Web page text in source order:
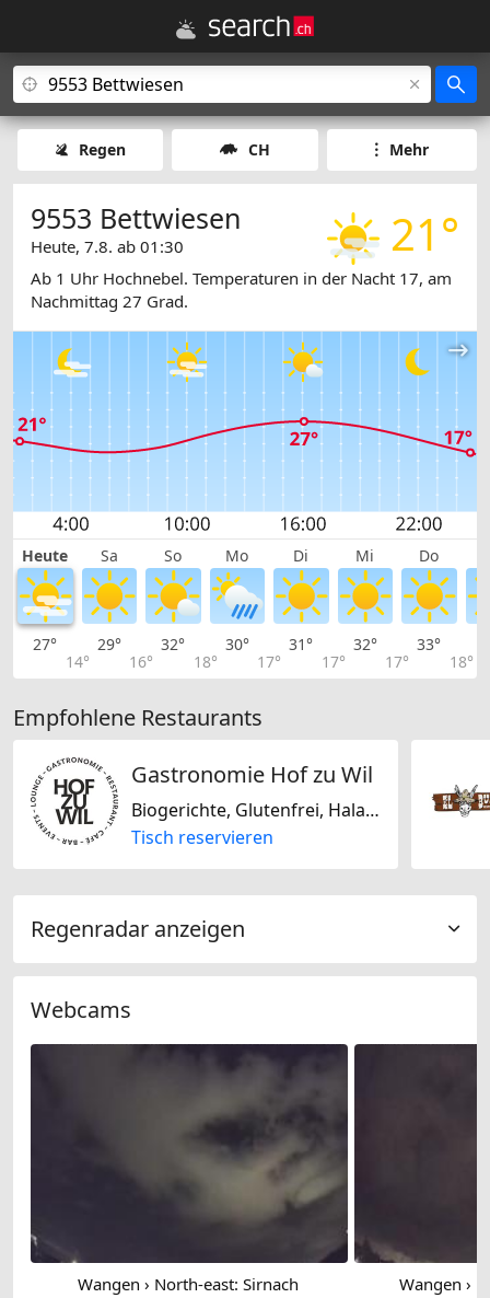
Regen CH Mehr
21°
9553 Bettwiesen
Heute, 7.8. ab 01:30
Ab 1 Uhr Hochnebel. Temperaturen in der Nacht 17, am
Nachmittag 27 Grad.
Heute Sa So Mo Di Mi Do
27°
14°
29°
16°
32°
18°
30°
17°
31°
17°
32°
17°
33°
18°
Empfohlene Restaurants
Gastronomie Hof zu Wil
Biogerichte, Glutenfrei, Halal, Jain-vegetarisch, Laktosefrei, Nur vegan, Nur vegetarisch, Nussfrei, Sojafrei, Französisch, Italienisch, Deutsch, Schweizerisch
Tisch reservieren
Regenradar anzeigen
Webcams
Wangen › North-east: Sirnach Wangen ›